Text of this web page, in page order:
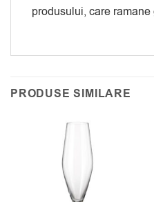
produsului, care
PRODUSE SIMILARE